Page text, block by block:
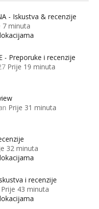
- Iskustva & recenzije
7 minuta
- Preporuke i recenzije
Prije 19 minuta
Prije 31 minuta
32 minuta
i recenzije
Prije 43 minuta